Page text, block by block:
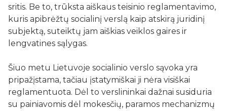
sritis. Be to, trūksta aiškaus teisinio reglamentavimo,
kuris apibrėžtų socialinį verslą kaip atskirą juridinį
subjektą, suteiktų jam aiškias veiklos gaires ir
lengvatines sąlygas.
Šiuo metu Lietuvoje socialinio verslo sąvoka yra
pripažįstama, tačiau įstatymiškai ji nėra visiškai
reglamentuota. Dėl to verslininkai dažnai susiduria
su painiavomis dėl mokesčių, paramos mechanizmų